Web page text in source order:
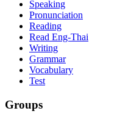
Speaking
Pronunciation
Reading
Read Eng-Thai
Writing
Grammar
Vocabulary
Test
Groups